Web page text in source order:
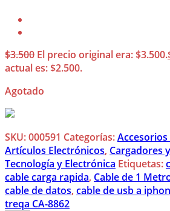
$3.500 El precio original era: $3.500.
actual es: $2.500.
Agotado
SKU:000591 Categorías:
Artículos Electrónicos, Cargadores
Tecnología y Electrónica Etiquetas:
cable carga rapida, Cable de 1
cable de datos, cable de usb a
treqa CA-8862